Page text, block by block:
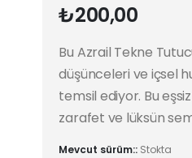
₺200,00
Bu Azrail Tekne
düşünceleri ve içsel
temsil ediyor. Bu
zarafet ve lüksün
Mevcut sürüm:: Stokta